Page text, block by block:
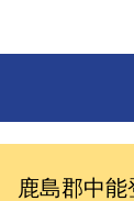
鹿島郡中